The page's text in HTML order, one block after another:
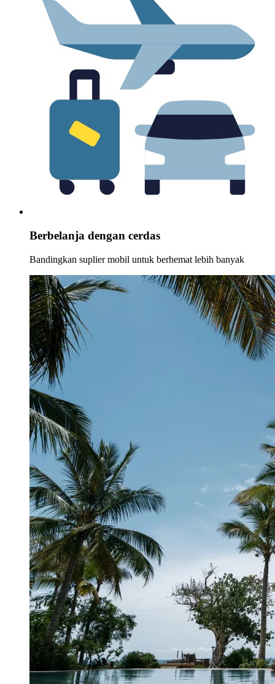
Berbelanja dengan cerdas
Bandingkan suplier mobil untuk berhemat lebih banyak